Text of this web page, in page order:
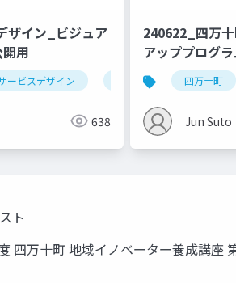
ザイン_ビジュア
用
ービスデザイン デザイン思考
638
240622_四万
アッププログ
四万十町
Jun Suto
ト
四万十町 地域イノベーター養成講